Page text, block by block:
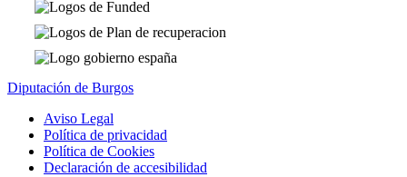
Diputación de Burgos
Aviso Legal
Política de privacidad
Política de Cookies
Declaración de accesibilidad